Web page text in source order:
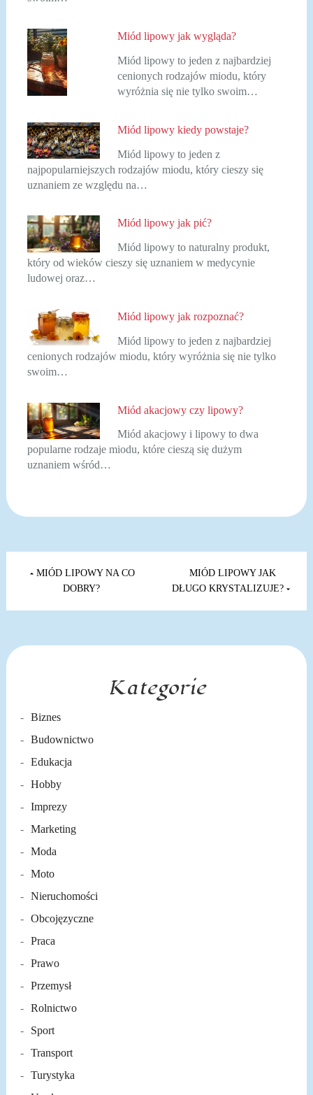
Miód lipowy jak wygląda?
Miód lipowy to jeden z najbardziej
cenionych rodzajów miodu, który
wyróżnia się nie tylko swoim…
Miód lipowy kiedy powstaje?
Miód lipowy to jeden z
najpopularniejszych rodzajów miodu, który cieszy się
uznaniem ze względu na…
Miód lipowy jak pić?
Miód lipowy to naturalny produkt,
który od wieków cieszy się uznaniem w medycynie
ludowej oraz…
Miód lipowy jak rozpoznać?
Miód lipowy to jeden z najbardziej
cenionych rodzajów miodu, który wyróżnia się nie tylko
swoim…
Miód akacjowy czy lipowy?
Miód akacjowy i lipowy to dwa
popularne rodzaje miodu, które cieszą się dużym
uznaniem wśród…
Nawigacja
wpisu
MIÓD LIPOWY NA CO
DOBRY?
MIÓD LIPOWY JAK
DŁUGO KRYSTALIZUJE?
Kategorie
Biznes
Budownictwo
Edukacja
Hobby
Imprezy
Marketing
Moda
Moto
Nieruchomości
Obcojęzyczne
Praca
Prawo
Przemysł
Rolnictwo
Sport
Transport
Turystyka